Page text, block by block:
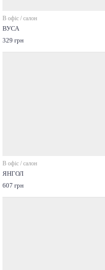
В офіс / салон
ВУСА
329 грн
В офіс / салон
ЯНГОЛ
607 грн